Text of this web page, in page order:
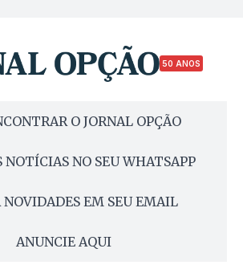
50 ANOS
O JORNAL OPÇÃO
NOTÍCIAS NO SEU WHATSAPP
NOVIDADES EM SEU EMAIL
ANUNCIE AQUI